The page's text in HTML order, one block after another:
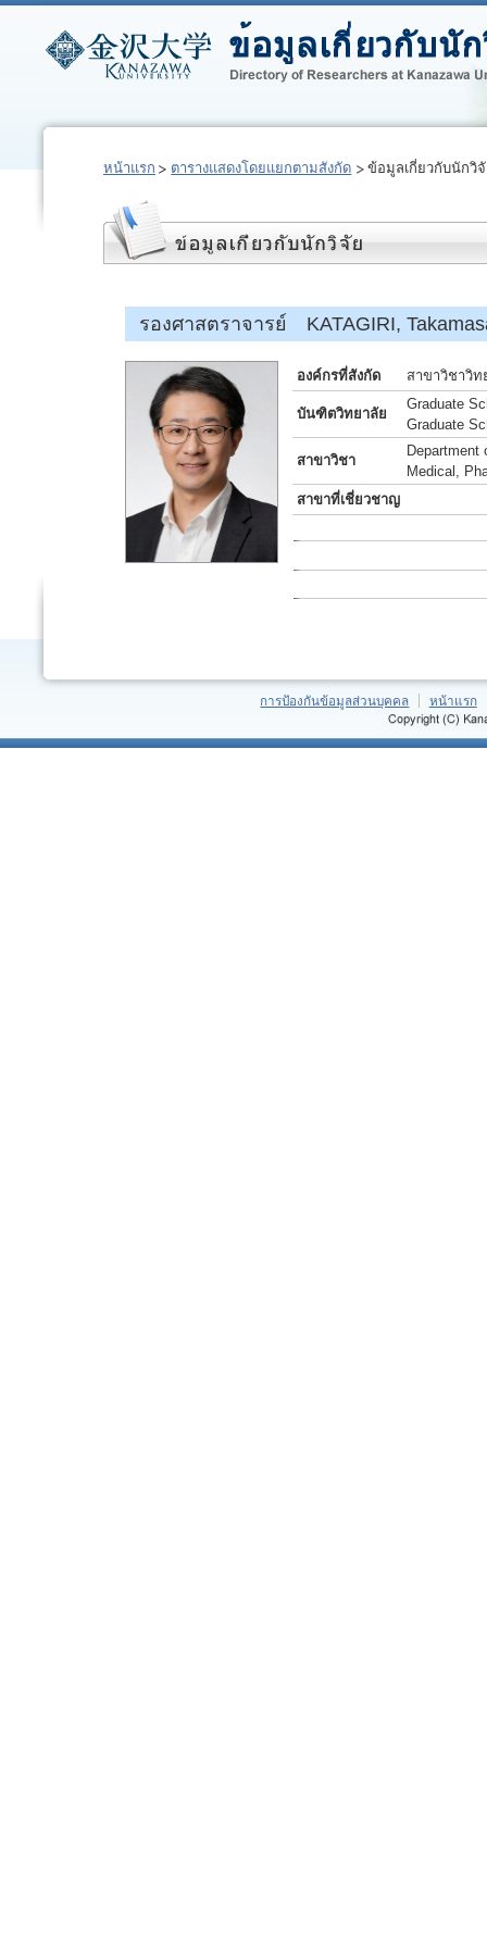
หน้าแรก ตารางแสดงโดยแยกตามสังกัด ข้อมูลเกี่ยวกับนักวิ
รองศาสตราจารย์ KATAGIRI,
องค์กรที่สังกัด สาขาวิชาวิ
บันฑิตวิทยาลัย
Graduate
Graduate
สาขาวิชา
Department
Medical,
สาขาที่เชี่ยวชาญ
การป้องกันข้อมูลส่วนบุคคล หน้าแรก